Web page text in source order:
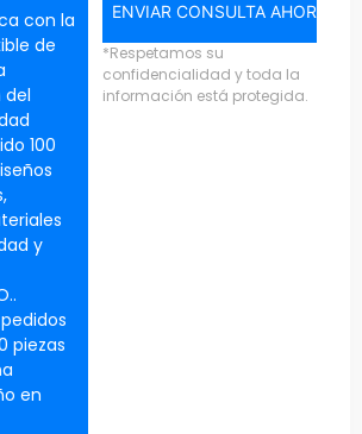
ENVIAR CONSULTA AHORA
*Respetamos su
confidencialidad y toda la
información está protegida.
con la
de
del
100
y
piezas
en